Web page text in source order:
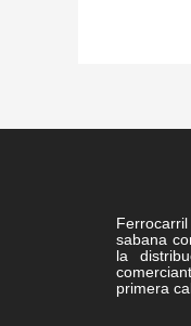
sabana
la
primera